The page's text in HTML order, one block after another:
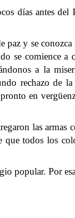
días antes
y se
se comience
a la
rechazo
en
las
que todos los
popular. Por